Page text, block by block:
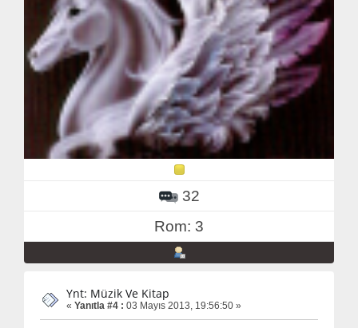
32
Rom: 3
Ynt: Müzik Ve Kitap
« Yanıtla #4 : 03 Mayıs 2013, 19:56:50 »